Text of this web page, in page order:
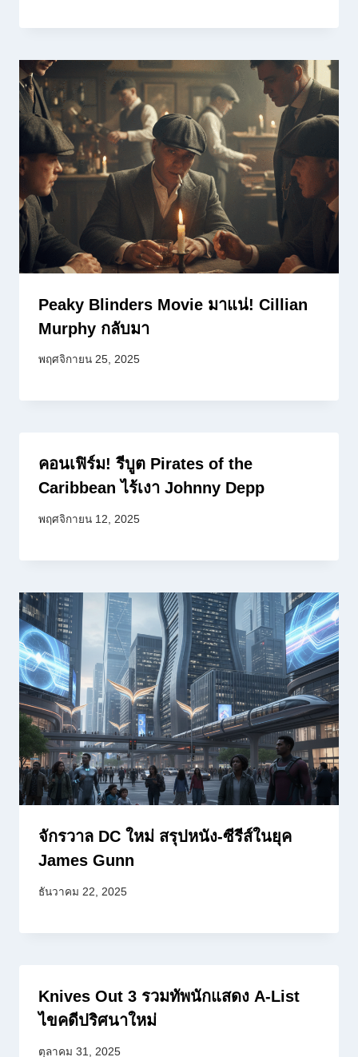
Peaky Blinders Movie มาแน่! Cillian
Murphy กลับมา
พฤศจิกายน 25, 2025
คอนเฟิร์ม! รีบูต Pirates of the
Caribbean ไร้เงา Johnny Depp
พฤศจิกายน 12, 2025
จักรวาล DC ใหม่ สรุปหนัง-ซีรีส์ในยุค
James Gunn
ธันวาคม 22, 2025
Knives Out 3 รวมทัพนักแสดง A-List
ไขคดีปริศนาใหม่
ตุลาคม 31, 2025